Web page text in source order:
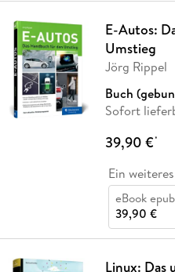
E-Autos:
Umstieg
Jörg Rippel
Buch
Sofort
39,90 €*
Ein
eBook epub
39,90 €
Linux: Das